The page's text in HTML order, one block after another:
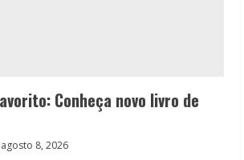
Conheça novo livro de
agosto 8, 2026